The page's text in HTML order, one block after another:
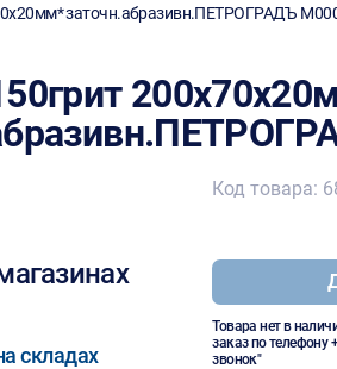
заточн.абразивн.ПЕТРОГРАДЪ
складах
Код товара:
Товара нет в
заказ по телефону
звонок"